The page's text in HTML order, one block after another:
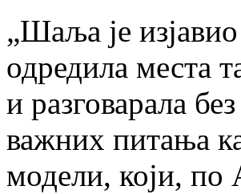
„Шаља је
одредила места
и разговарала
важних питања
модели, који,